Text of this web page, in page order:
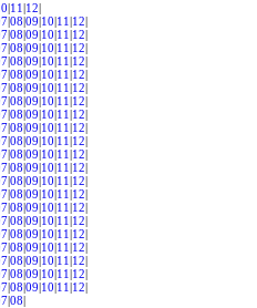
|11|12|
|08|09|10|11|12|
|08|09|10|11|12|
|08|09|10|11|12|
|08|09|10|11|12|
|08|09|10|11|12|
|08|09|10|11|12|
|08|09|10|11|12|
|08|09|10|11|12|
|08|09|10|11|12|
|08|09|10|11|12|
|08|09|10|11|12|
|08|09|10|11|12|
|08|09|10|11|12|
|08|09|10|11|12|
|08|09|10|11|12|
|08|09|10|11|12|
|08|09|10|11|12|
|08|09|10|11|12|
|08|09|10|11|12|
|08|09|10|11|12|
|08|09|10|11|12|
|08|